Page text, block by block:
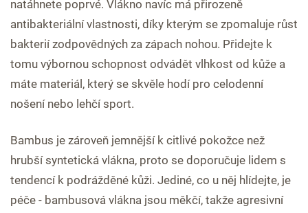
natáhnete poprvé. Vlákno navíc má přirozeně
antibakteriální vlastnosti, díky kterým se zpomaluje růst
bakterií zodpovědných za zápach nohou. Přidejte k
tomu výbornou schopnost odvádět vlhkost od kůže a
máte materiál, který se skvěle hodí pro celodenní
nošení nebo lehčí sport.
Bambus je zároveň jemnější k citlivé pokožce než
hrubší syntetická vlákna, proto se doporučuje lidem s
tendencí k podrážděné kůži. Jediné, co u něj hlídejte, je
péče - bambusová vlákna jsou měkčí, takže agresivní